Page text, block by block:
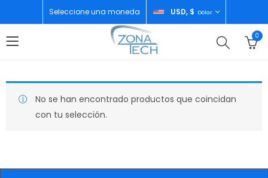
Seleccione una moneda USD, $ Dólar
0
No se han encontrado productos que coincidan
con tu selección.